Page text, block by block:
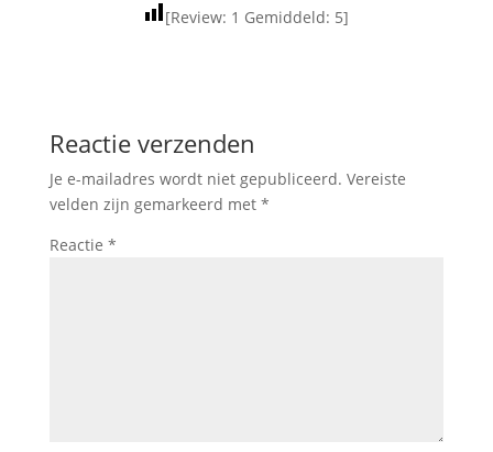
[Review: 1 Gemiddeld: 5]
Reactie verzenden
Je e-mailadres wordt niet gepubliceerd. Vereiste
velden zijn gemarkeerd met *
Reactie *